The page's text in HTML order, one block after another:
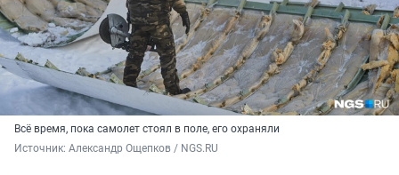
Всё время, пока самолет стоял в поле, его охраняли
Источник: Александр Ощепков / NGS.RU